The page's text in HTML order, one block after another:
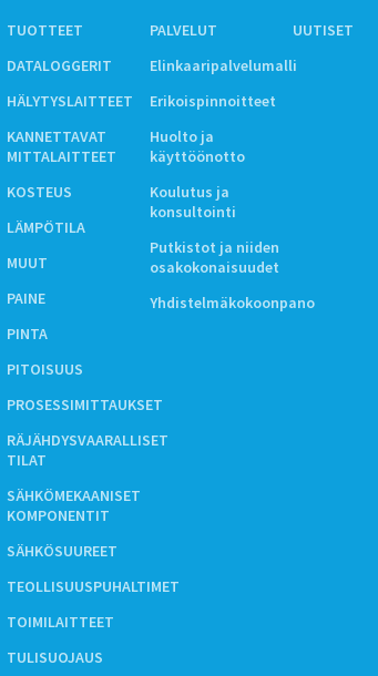
TUOTTEET
DATALOGGERIT
HÄLYTYSLAITTEET
KANNETTAVAT
MITTALAITTEET
KOSTEUS
LÄMPÖTILA
MUUT
PAINE
PINTA
PITOISUUS
PROSESSIMITTAUKSET
RÄJÄHDYSVAARALLISET
TILAT
SÄHKÖMEKAANISET
KOMPONENTIT
SÄHKÖSUUREET
TEOLLISUUSPUHALTIMET
TOIMILAITTEET
TULISUOJAUS
PALVELUT
Elinkaaripalvelumalli
Erikoispinnoitteet
Huolto ja
käyttöönotto
Koulutus ja
konsultointi
Putkistot ja niiden
osakokonaisuudet
Yhdistelmäkokoonpano
UUTISET